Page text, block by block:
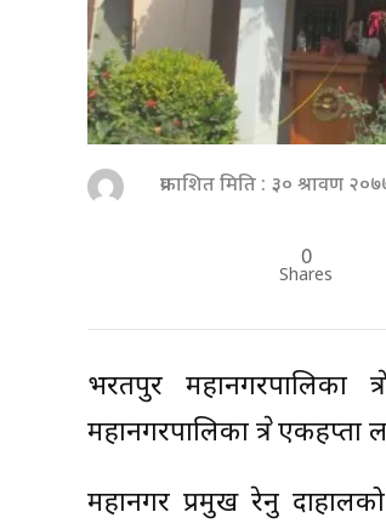
प्रकाशित मिति : ३० श्रावण
0
Shares
भरतपुर महानगरपालिका
महानगरपालिका क्षेत्र
महानगर प्रमुख रेनु